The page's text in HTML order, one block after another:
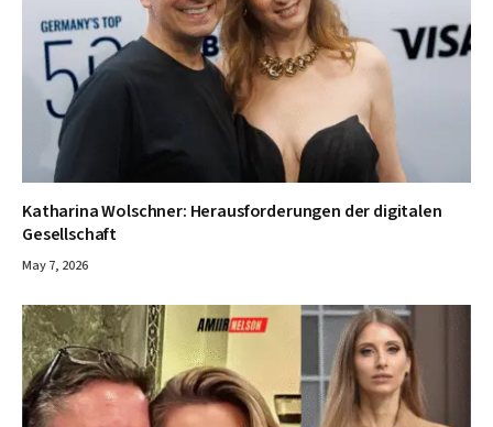
Katharina Wolschner: Herausforderungen der digitalen
Gesellschaft
May 7, 2026